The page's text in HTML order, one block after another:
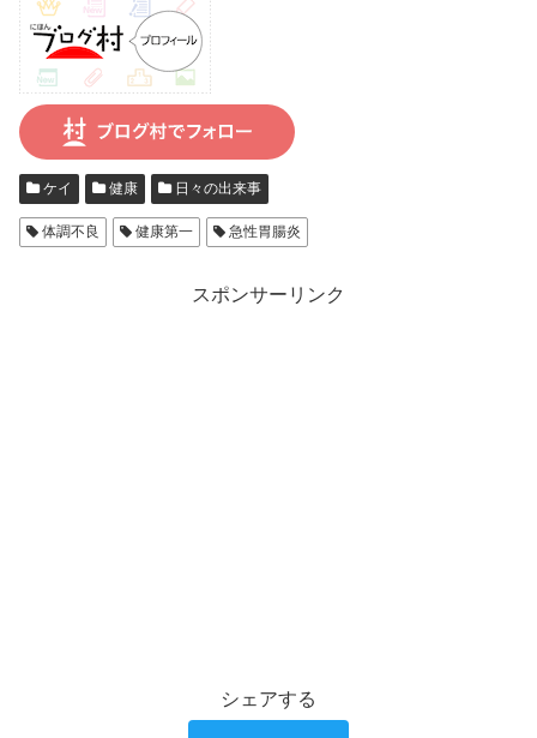
ケイ 健康 日々の出来事
体調不良 健康第一 急性胃腸炎
スポンサーリンク
シェアする